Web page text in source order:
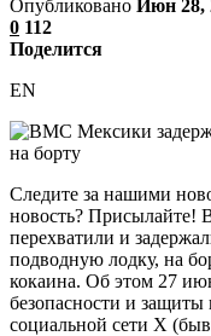
Опубликовано Июн 28,
0 112
Поделится
EN
Следите за нашими
новость?
перехватили и
подводную лодку, на
кокаина. Об этом 27
безопасности и
социальной сети X